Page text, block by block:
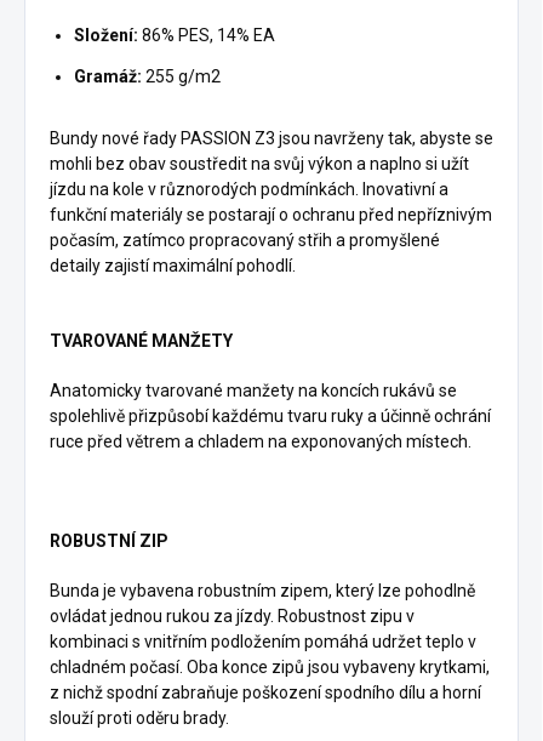
Složení: 86% PES, 14% EA
Gramáž: 255 g/m2
Bundy nové řady PASSION Z3 jsou navrženy tak, abyste se
mohli bez obav soustředit na svůj výkon a naplno si užít
jízdu na kole v různorodých podmínkách. Inovativní a
funkční materiály se postarají o ochranu před nepříznivým
počasím, zatímco propracovaný střih a promyšlené
detaily zajistí maximální pohodlí.
TVAROVANÉ MANŽETY
Anatomicky tvarované manžety na koncích rukávů se
spolehlivě přizpůsobí každému tvaru ruky a účinně ochrání
ruce před větrem a chladem na exponovaných místech.
ROBUSTNÍ ZIP
Bunda je vybavena robustním zipem, který lze pohodlně
ovládat jednou rukou za jízdy. Robustnost zipu v
kombinaci s vnitřním podložením pomáhá udržet teplo v
chladném počasí. Oba konce zipů jsou vybaveny krytkami,
z nichž spodní zabraňuje poškození spodního dílu a horní
slouží proti oděru brady.